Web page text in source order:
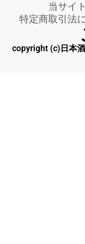
当サイ
特定商取引法
copyright (c)日本